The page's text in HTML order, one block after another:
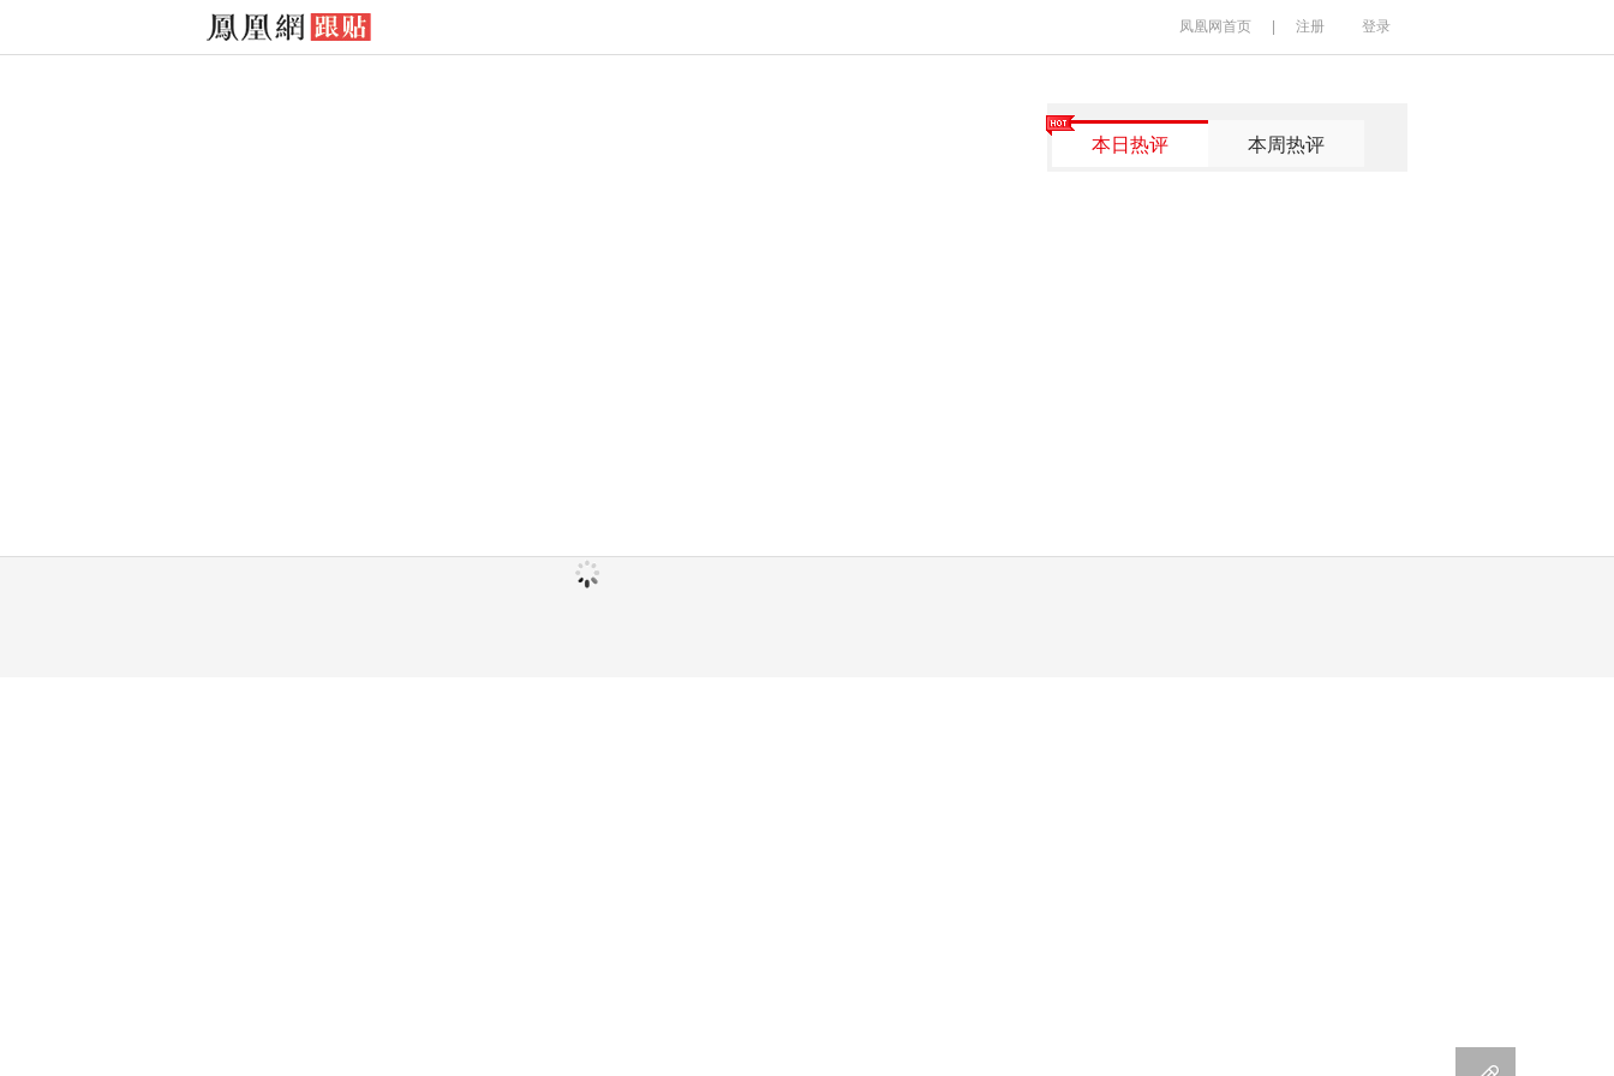
凤凰网首页 注册 登录
本日热评 本周热评